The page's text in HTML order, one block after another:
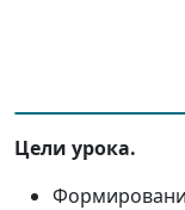
Цели урока.